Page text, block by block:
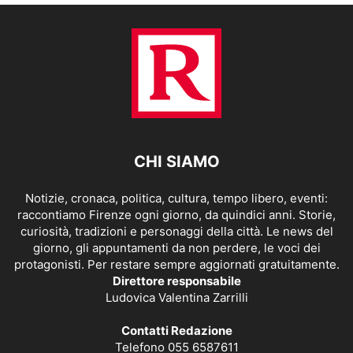
CHI SIAMO
Notizie, cronaca, politica, cultura, tempo libero, eventi:
raccontiamo Firenze ogni giorno, da quindici anni. Storie,
curiosità, tradizioni e personaggi della città. Le news del
giorno, gli appuntamenti da non perdere, le voci dei
protagonisti. Per restare sempre aggiornati gratuitamente.
Direttore responsabile
Ludovica Valentina Zarrilli
Contatti Redazione
Telefono 055 6587611